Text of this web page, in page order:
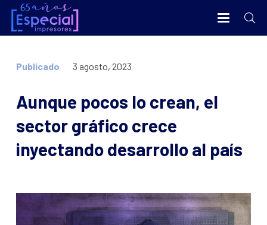
Publicado 3 agosto, 2023
Aunque pocos lo crean, el
sector gráfico crece
inyectando desarrollo al país